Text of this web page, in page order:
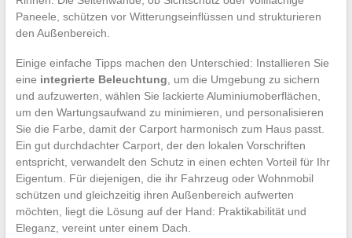
Paneele, schützen vor Witterungseinflüssen und strukturieren
den Außenbereich.
Einige einfache Tipps machen den Unterschied: Installieren Sie
eine integrierte Beleuchtung , um die Umgebung zu sichern
und aufzuwerten, wählen Sie lackierte Aluminiumoberflächen,
um den Wartungsaufwand zu minimieren, und personalisieren
Sie die Farbe, damit der Carport harmonisch zum Haus passt.
Ein gut durchdachter Carport, der den lokalen Vorschriften
entspricht, verwandelt den Schutz in einen echten Vorteil für Ihr
Eigentum. Für diejenigen, die ihr Fahrzeug oder Wohnmobil
schützen und gleichzeitig ihren Außenbereich aufwerten
möchten, liegt die Lösung auf der Hand: Praktikabilität und
Eleganz, vereint unter einem Dach.